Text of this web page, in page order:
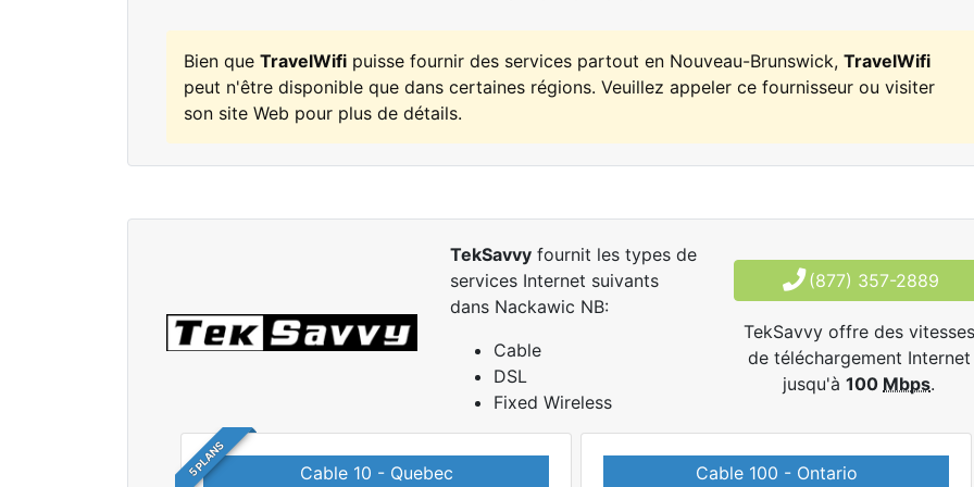
Bien que TravelWifi puisse fournir des services partout en Nouveau-Brunswick, TravelWifi
peut n'être disponible que dans certaines régions. Veuillez appeler ce fournisseur ou visiter
son site Web pour plus de détails.
TekSavvyfournit les types de
services Internet suivants
dans Nackawic NB:
Cable
DSL
Fixed Wireless
(877) 357-2889
TekSavvy offre des vitesses
de téléchargement Internet
jusqu'à100 Mbps.
5 PLANS Cable 10 - Quebec Cable 100 - Ontario